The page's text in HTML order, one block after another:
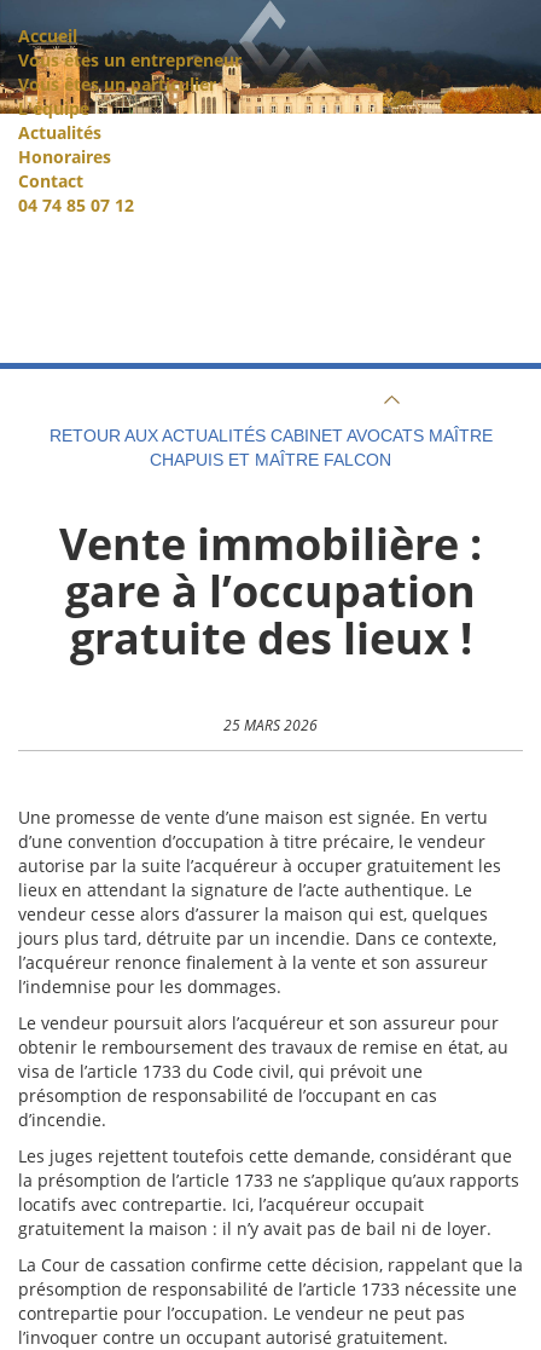
Accueil
Vous êtes un entrepreneur
Vous êtes un particulier
L'équipe
Actualités
Honoraires
Contact
04 74 85 07 12
RETOUR AUX ACTUALITÉS CABINET AVOCATS MAÎTRE
CHAPUIS ET MAÎTRE FALCON
Vente immobilière :
gare à l’occupation
gratuite des lieux !
25 MARS 2026
Une promesse de vente d’une maison est signée. En vertu
d’une convention d’occupation à titre précaire, le vendeur
autorise par la suite l’acquéreur à occuper gratuitement les
lieux en attendant la signature de l’acte authentique. Le
vendeur cesse alors d’assurer la maison qui est, quelques
jours plus tard, détruite par un incendie. Dans ce contexte,
l’acquéreur renonce finalement à la vente et son assureur
l’indemnise pour les dommages.
Le vendeur poursuit alors l’acquéreur et son assureur pour
obtenir le remboursement des travaux de remise en état, au
visa de l’article 1733 du Code civil, qui prévoit une
présomption de responsabilité de l’occupant en cas
d’incendie.
Les juges rejettent toutefois cette demande, considérant que
la présomption de l’article 1733 ne s’applique qu’aux rapports
locatifs avec contrepartie. Ici, l’acquéreur occupait
gratuitement la maison : il n’y avait pas de bail ni de loyer.
La Cour de cassation confirme cette décision, rappelant que la
présomption de responsabilité de l’article 1733 nécessite une
contrepartie pour l’occupation. Le vendeur ne peut pas
l’invoquer contre un occupant autorisé gratuitement.